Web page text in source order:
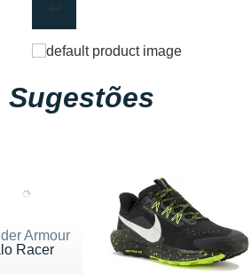
Sugestões
Armour
Racer